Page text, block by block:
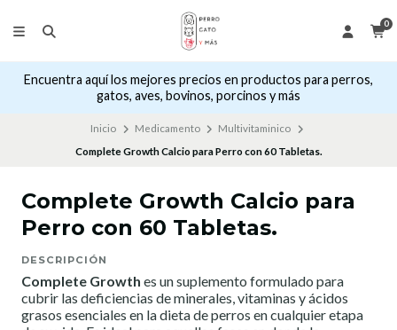
0
Encuentra aquí los mejores precios en productos para perros,
gatos, aves, bovinos, porcinos y más
Inicio Medicamento
Multivitaminico
Complete Growth Calcio para Perro con 60 Tabletas.
Complete Growth Calcio para
Perro con 60 Tabletas.
DESCRIPCIÓN
Complete Growth es un suplemento formulado para
cubrir las deficiencias de minerales, vitaminas y ácidos
grasos esenciales en la dieta de perros en cualquier etapa